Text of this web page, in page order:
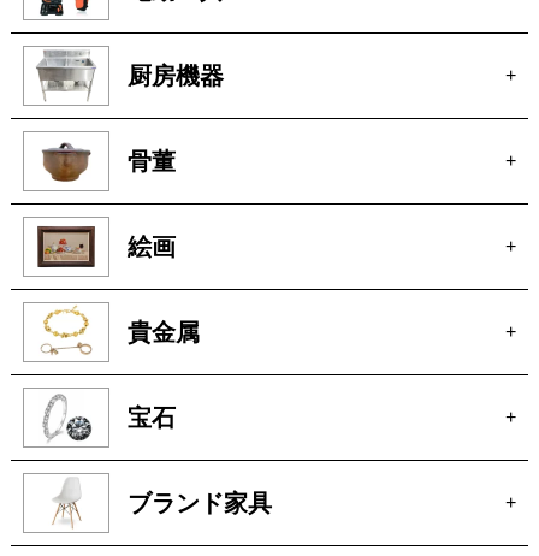
カメラ +
電動工具 +
厨房機器 +
骨董 +
絵画 +
貴金属 +
宝石 +